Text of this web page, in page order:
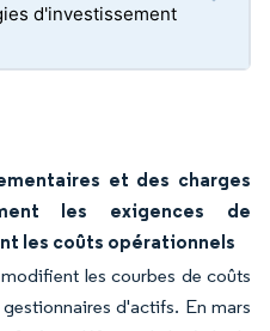
d'investissement
et des charges
les exigences de
les coûts opérationnels
les courbes de coûts
d'actifs. En mars